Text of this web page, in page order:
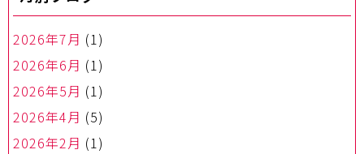
2026年7月 (1)
2026年6月 (1)
2026年5月 (1)
2026年4月 (5)
2026年2月 (1)